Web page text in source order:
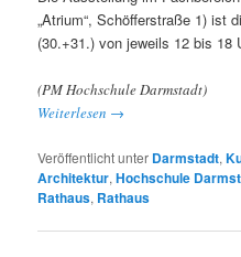
„Atrium“, Schöfferstraße 1) ist
(30.+31.) von jeweils 12 bis 18
(PM Hochschule Darmstadt)
Weiterlesen →
Veröffentlicht unter Darmstadt,
Architektur,Hochschule
Rathaus, Rathaus